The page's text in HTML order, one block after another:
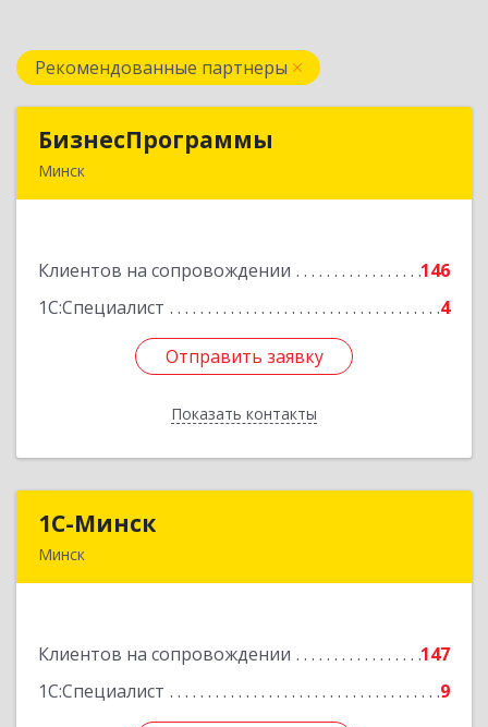
Рекомендованные партнеры
БизнесПрограммы
Минск
Клиентов на сопровождении
146
1С:Специалист
4
Отправить заявку
Показать контакты
БизнесПрограммы
Подробнее
Отправить заявку
Назад
1С-Минск
Минск
Клиентов на сопровождении
147
1С:Специалист
9
Подробнее